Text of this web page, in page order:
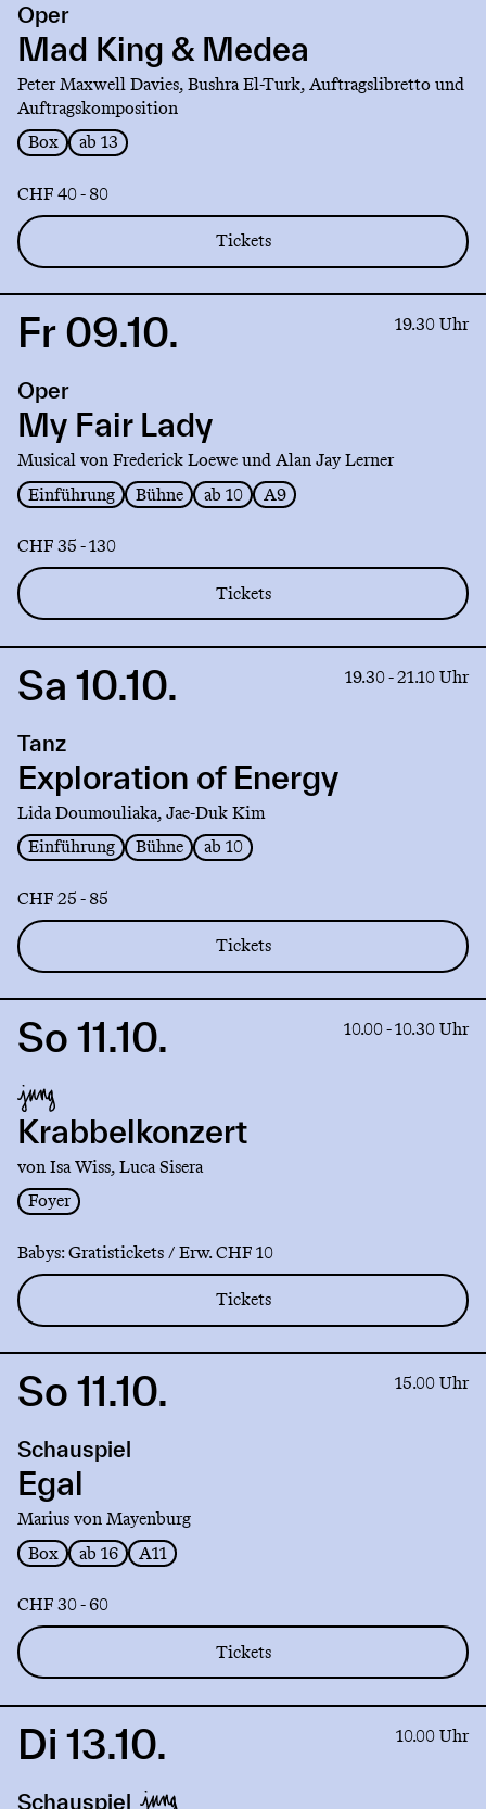
Mad
King
Medea
Oper
Mad King & Medea
Peter Maxwell Davies, Bushra El-Turk, Auftragslibretto und
Auftragskomposition
Box
ab 13
CHF 40 - 80
Tickets
Link
My
Fair
Lady
Fr 09.10. 19.30 Uhr
Oper
My Fair Lady
Musical von Frederick Loewe und Alan Jay Lerner
Einführung
Bühne ab 10 A9
CHF 35 - 130
Tickets
Link
Exploration
Energy
Sa 10.10. 19.30 - 21.10 Uhr
Tanz
Exploration of Energy
Lida Doumouliaka, Jae-Duk Kim
Einführung
Bühne ab 10
CHF 25 - 85
Tickets
Link
Krabbelkonzert
So 11.10. 10.00 - 10.30 Uhr
Krabbelkonzert
von Isa Wiss, Luca Sisera
Foyer
Babys: Gratistickets / Erw. CHF 10
Tickets
Link
Egal
So 11.10. 15.00 Uhr
Schauspiel
Egal
Marius von Mayenburg
Box
ab 16 A11
CHF 30 - 60
Tickets
LinkDi 13.10. 10.00 Uhr
Schauspiel